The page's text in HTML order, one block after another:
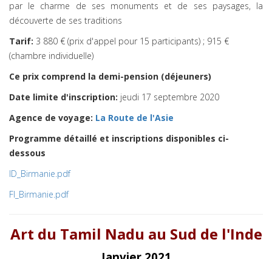
par le charme de ses monuments et de ses paysages, la
découverte de ses traditions
Tarif: 3 880 € (prix d'appel pour 15 participants) ; 915 €
(chambre individuelle)
Ce prix comprend la demi-pension (déjeuners)
Date limite d'inscription: jeudi 17 septembre 2020
Agence de voyage: La Route de l'Asie
Programme détaillé et inscriptions disponibles ci-
dessous
ID_Birmanie.pdf
FI_Birmanie.pdf
Art du Tamil Nadu au Sud de l'Inde